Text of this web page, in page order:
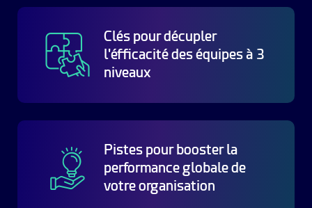
Clés pour décupler
l'éfficacité des équipes à 3
niveaux
Pistes pour booster la
performance globale de
votre organisation